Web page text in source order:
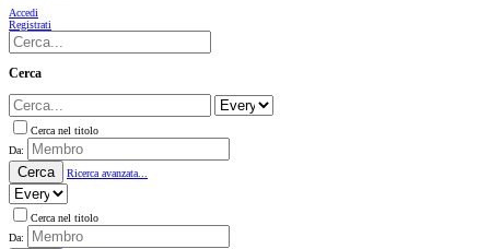
Accedi
Registrati
Cerca
Cerca nel titolo
Da:
Cerca Ricerca avanzata...
Cerca nel titolo
Da: